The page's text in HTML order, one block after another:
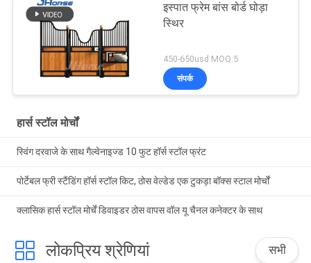
इस्पात फ्रेम बांस बोर्ड घोड़ा
स्थिर
450-650usd MOQ:5
संपर्क
हार्स स्टॉल मोर्चों
स्विंग दरवाजे के साथ गैल्वेनाइज्ड 10 फुट हॉर्स स्टॉल फ्रंट
पोर्टेबल फ्री स्टैंडिंग हॉर्स स्टॉल किट, ठोस वेल्डेड एक टुकड़ा बॉक्स स्टाल मोर्चों
क्लासिक हार्स स्टॉल मोर्चें डिवाइडर ठोस वापस वॉल यू चैनल कनेक्टर के साथ
लोकप्रिय श्रेणियां सभी